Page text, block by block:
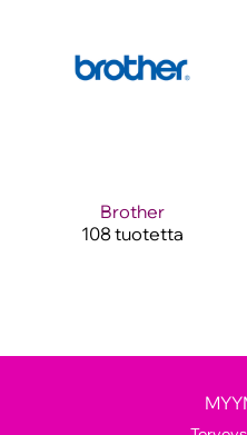
Brother
108 tuotetta